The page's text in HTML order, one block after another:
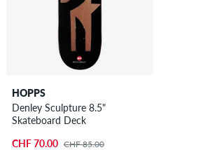
HOPPS
Denley Sculpture 8.5"
Skateboard Deck
CHF 70.00 CHF 85.00